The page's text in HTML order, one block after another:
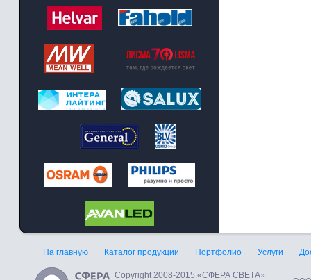
На главную Каталог продукции Портфолио Услуги
Copyright 2008-2015.«СФЕРА СВЕТА»